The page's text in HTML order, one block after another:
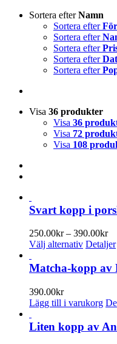
Sortera efterNamn
Sortera efter
Sortera efter
Sortera efter
Sortera efter
Sortera efter
Visa 36 produkter
Visa 36
Visa 72
Visa 108
Svart kopp i
250.00kr – 390.00kr
Välj alternativ Den
har
De
Detaljer
Matcha-kopp av
390.00kr
Lägg till i varukorg
Liten kopp av